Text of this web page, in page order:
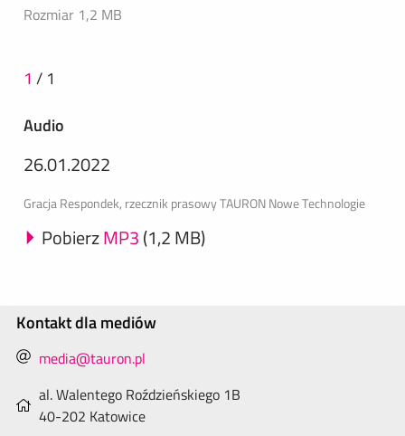
Rozmiar 1,2 MB
1 / 1
Audio
26.01.2022
Gracja Respondek, rzecznik prasowy TAURON Nowe Technologie
PobierzMP3(1,2 MB)
Kontakt dla mediów
media@tauron.pl
al. Walentego Roździeńskiego 1B
40-202 Katowice